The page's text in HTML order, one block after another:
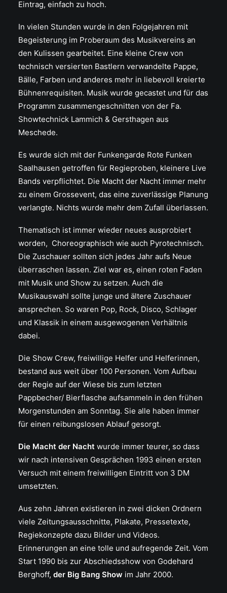
Eintrag, einfach zu hoch.
In vielen Stunden wurde in den Folgejahren mit
Begeisterung im Proberaum des Musikvereins an
den Kulissen gearbeitet. Eine kleine Crew von
technisch versierten Bastlern verwandelte Pappe,
Bälle, Farben und anderes mehr in liebevoll kreierte
Bühnenrequisiten. Musik wurde gecastet und für das
Programm zusammengeschnitten von der Fa.
Showtechnick Lammich & Gersthagen aus
Meschede.
Es wurde sich mit der Funkengarde Rote Funken
Saalhausen getroffen für Regieproben, kleinere Live
Bands verpflichtet. Die Macht der Nacht immer mehr
zu einem Grossevent, das eine zuverlässige Planung
verlangte. Nichts wurde mehr dem Zufall überlassen.
Thematisch ist immer wieder neues ausprobiert
worden, Choreographisch wie auch Pyrotechnisch.
Die Zuschauer sollten sich jedes Jahr aufs Neue
überraschen lassen. Ziel war es, einen roten Faden
mit Musik und Show zu setzen. Auch die
Musikauswahl sollte junge und ältere Zuschauer
ansprechen. So waren Pop, Rock, Disco, Schlager
und Klassik in einem ausgewogenen Verhältnis
dabei.
Die Show Crew, freiwillige Helfer und Helferinnen,
bestand aus weit über 100 Personen. Vom Aufbau
der Regie auf der Wiese bis zum letzten
Pappbecher/ Bierflasche aufsammeln in den frühen
Morgenstunden am Sonntag. Sie alle haben immer
für einen reibungslosen Ablauf gesorgt.
Die Macht der Nacht wurde immer teurer, so dass
wir nach intensiven Gesprächen 1993 einen ersten
Versuch mit einem freiwilligen Eintritt von 3 DM
umsetzten.
Aus zehn Jahren existieren in zwei dicken Ordnern
viele Zeitungsausschnitte, Plakate, Pressetexte,
Regiekonzepte dazu Bilder und Videos.
Erinnerungen an eine tolle und aufregende Zeit. Vom
Start 1990 bis zur Abschiedsshow von Godehard
Berghoff, der Big Bang Show im Jahr 2000.